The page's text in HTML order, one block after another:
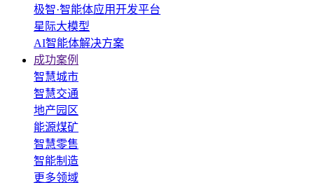
极智·智能体应用开发平台
星际大模型
AI智能体解决方案
成功案例
智慧城市
智慧交通
地产园区
能源煤矿
智慧零售
智能制造
更多领域